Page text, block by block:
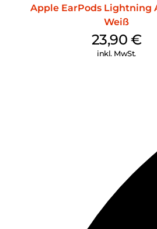
Apple EarPods Lightning
Weiß
23,90 €
inkl. MwSt.